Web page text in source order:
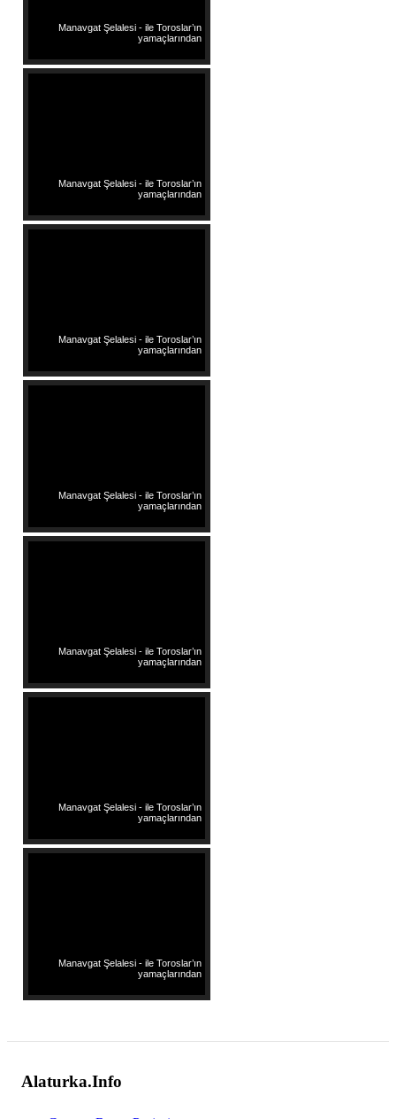
Manavgat Şelalesi - ile Toroslar’ın
yamaçlarından
Manavgat Şelalesi - ile Toroslar’ın
yamaçlarından
Manavgat Şelalesi - ile Toroslar’ın
yamaçlarından
Manavgat Şelalesi - ile Toroslar’ın
yamaçlarından
Manavgat Şelalesi - ile Toroslar’ın
yamaçlarından
Manavgat Şelalesi - ile Toroslar’ın
yamaçlarından
Manavgat Şelalesi - ile Toroslar’ın
yamaçlarından
Alaturka.Info